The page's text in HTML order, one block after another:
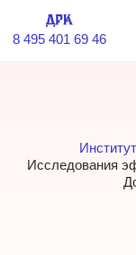
8 495 401 69 46
Исследования